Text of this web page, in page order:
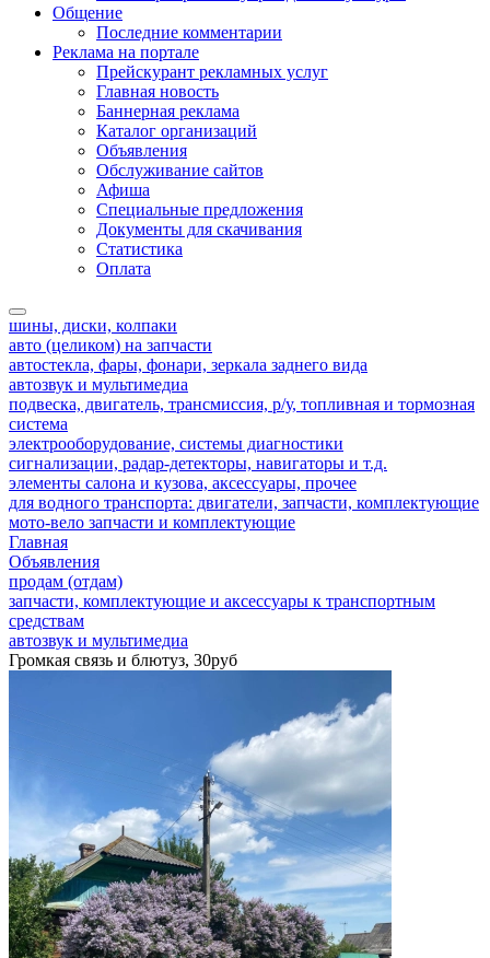
Общение
Последние комментарии
Реклама на портале
Прейскурант рекламных услуг
Главная новость
Баннерная реклама
Каталог организаций
Объявления
Обслуживание сайтов
Афиша
Специальные предложения
Документы для скачивания
Статистика
Оплата
шины, диски, колпаки
авто (целиком) на запчасти
автостекла, фары, фонари, зеркала заднего вида
автозвук и мультимедиа
подвеска, двигатель, трансмиссия, р/у, топливная и тормозная
система
электрооборудование, системы диагностики
сигнализации, радар-детекторы, навигаторы и т.д.
элементы салона и кузова, аксессуары, прочее
для водного транспорта: двигатели, запчасти, комплектующие
мото-вело запчасти и комплектующие
Главная
Объявления
продам (отдам)
запчасти, комплектующие и аксессуары к транспортным
средствам
автозвук и мультимедиа
Громкая связь и блютуз, 30руб